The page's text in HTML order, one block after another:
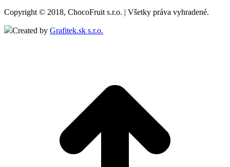
Copyright © 2018, ChocoFruit s.r.o. | Všetky práva vyhradené.
Created by Grafitek.sk s.r.o.